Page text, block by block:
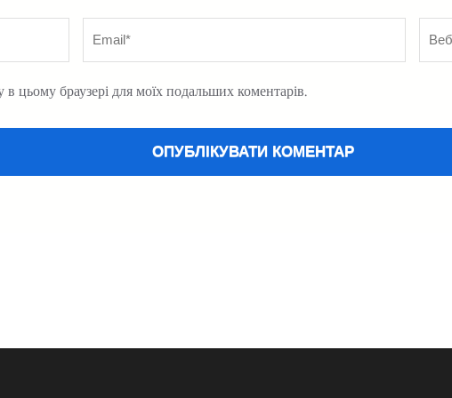
Email *
цьому браузері для моїх подальших коментарів.